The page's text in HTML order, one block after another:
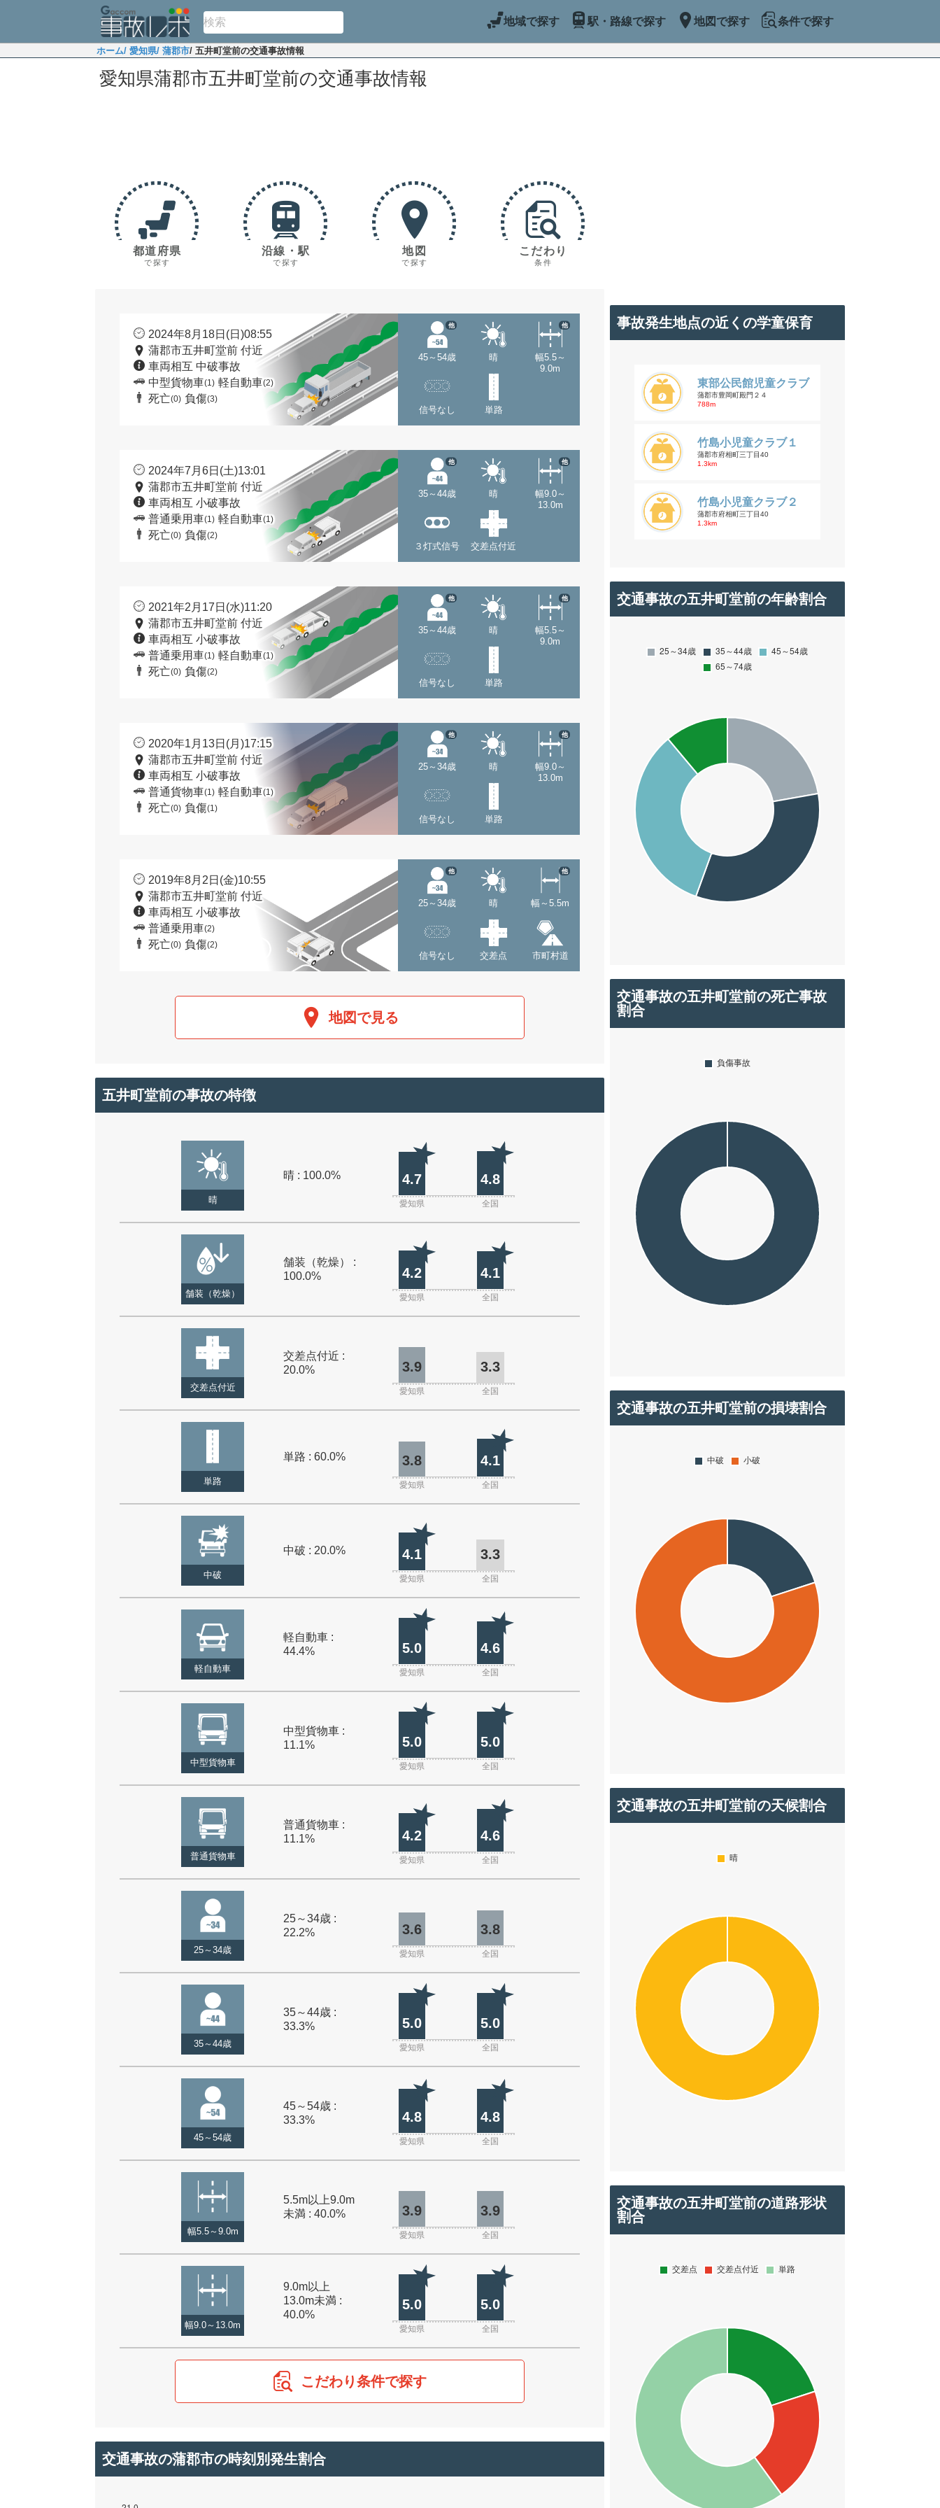
地域で探す 駅・路線で探す 地図で探す 条件で探す
ホーム/ 愛知県/ 蒲郡市/ 五井町堂前の交通事故情報
愛知県蒲郡市五井町堂前の交通事故情報
都道府県
で探す
沿線・駅
で探す
地図
で探す
こだわり
条件
2024年8月18日(日)08:55
蒲郡市五井町堂前 付近
車両相互 中破事故
中型貨物車(1) 軽自動車(2)
死亡(0) 負傷(3)
45～54歳
他
晴
幅5.5～
9.0m
他
信号なし 単路
2024年7月6日(土)13:01
蒲郡市五井町堂前 付近
車両相互 小破事故
普通乗用車(1) 軽自動車(1)
死亡(0) 負傷(2)
35～44歳
他
晴
幅9.0～
13.0m
他
３灯式信号 交差点付近
2021年2月17日(水)11:20
蒲郡市五井町堂前 付近
車両相互 小破事故
普通乗用車(1) 軽自動車(1)
死亡(0) 負傷(2)
35～44歳
他
晴
幅5.5～
9.0m
他
信号なし 単路
2020年1月13日(月)17:15
蒲郡市五井町堂前 付近
車両相互 小破事故
普通貨物車(1) 軽自動車(1)
死亡(0) 負傷(1)
25～34歳
他
晴
幅9.0～
13.0m
他
信号なし 単路
2019年8月2日(金)10:55
蒲郡市五井町堂前 付近
車両相互 小破事故
普通乗用車(2)
死亡(0) 負傷(2)
25～34歳
他
晴 幅～5.5m
他
信号なし 交差点 市町村道
地図で見る
五井町堂前の事故の特徴
晴
晴 : 100.0% 4.7 4.8
愛知県 全国
舗装（乾燥）
舗装（乾燥） :
100.0%
4.2 4.1
愛知県 全国
交差点付近
交差点付近 :
20.0%
3.9 3.3
愛知県 全国
単路
単路 : 60.0% 3.8 4.1
愛知県 全国
中破
中破 : 20.0% 4.1 3.3
愛知県 全国
軽自動車
軽自動車 :
44.4%
5.0 4.6
愛知県 全国
中型貨物車
中型貨物車 :
11.1%
5.0 5.0
愛知県 全国
普通貨物車
普通貨物車 :
11.1%
4.2 4.6
愛知県 全国
25～34歳
25～34歳 :
22.2%
3.6 3.8
愛知県 全国
35～44歳
35～44歳 :
33.3%
5.0 5.0
愛知県 全国
45～54歳
45～54歳 :
33.3%
4.8 4.8
愛知県 全国
幅5.5～9.0m
5.5m以上9.0m
未満 : 40.0%
3.9 3.9
愛知県 全国
幅9.0～13.0m
9.0m以上
13.0m未満 :
40.0%
5.0 5.0
愛知県 全国
こだわり条件で探す
交通事故の蒲郡市の時刻別発生割合
事故発生地点の近くの学童保育
東部公民館児童クラブ
蒲郡市豊岡町殿門２４
788m
竹島小児童クラブ１
蒲郡市府相町三丁目40
1.3km
竹島小児童クラブ２
蒲郡市府相町三丁目40
1.3km
交通事故の五井町堂前の年齢割合
交通事故の五井町堂前の死亡事故
割合
交通事故の五井町堂前の損壊割合
交通事故の五井町堂前の天候割合
交通事故の五井町堂前の道路形状
割合